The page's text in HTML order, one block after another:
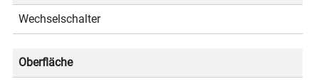
Wechselschalter
Oberfläche